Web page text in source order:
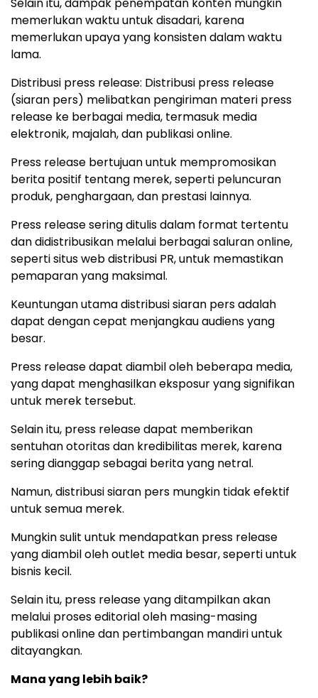
memerlukan waktu untuk disadari, karena
memerlukan upaya yang konsisten dalam waktu
lama.
Distribusi press release: Distribusi press release
(siaran pers) melibatkan pengiriman materi press
release ke berbagai media, termasuk media
elektronik, majalah, dan publikasi online.
Press release bertujuan untuk mempromosikan
berita positif tentang merek, seperti peluncuran
produk, penghargaan, dan prestasi lainnya.
Press release sering ditulis dalam format tertentu
dan didistribusikan melalui berbagai saluran online,
seperti situs web distribusi PR, untuk memastikan
pemaparan yang maksimal.
Keuntungan utama distribusi siaran pers adalah
dapat dengan cepat menjangkau audiens yang
besar.
Press release dapat diambil oleh beberapa media,
yang dapat menghasilkan eksposur yang signifikan
untuk merek tersebut.
Selain itu, press release dapat memberikan
sentuhan otoritas dan kredibilitas merek, karena
sering dianggap sebagai berita yang netral.
Namun, distribusi siaran pers mungkin tidak efektif
untuk semua merek.
Mungkin sulit untuk mendapatkan press release
yang diambil oleh outlet media besar, seperti untuk
bisnis kecil.
Selain itu, press release yang ditampilkan akan
melalui proses editorial oleh masing-masing
publikasi online dan pertimbangan mandiri untuk
ditayangkan.
Mana yang lebih baik?